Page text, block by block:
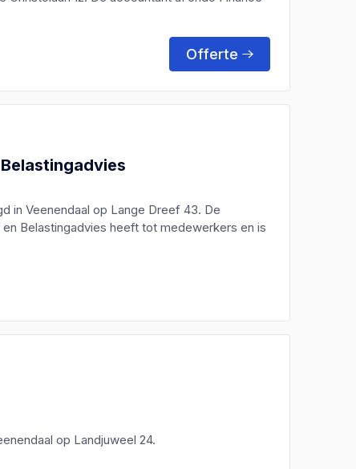
Offerte
in Veenendaal op Lange Dreef 43. De
Belastingadvies heeft tot medewerkers en is
op Landjuweel 24.